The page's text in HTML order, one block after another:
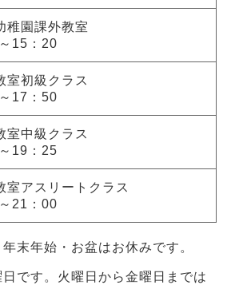
稚園課外教室
15：20
室初級クラス
17：50
室中級クラス
19：25
室アスリートクラス
21：00
末年始・お盆はお休みです。
です。火曜日から金曜日までは